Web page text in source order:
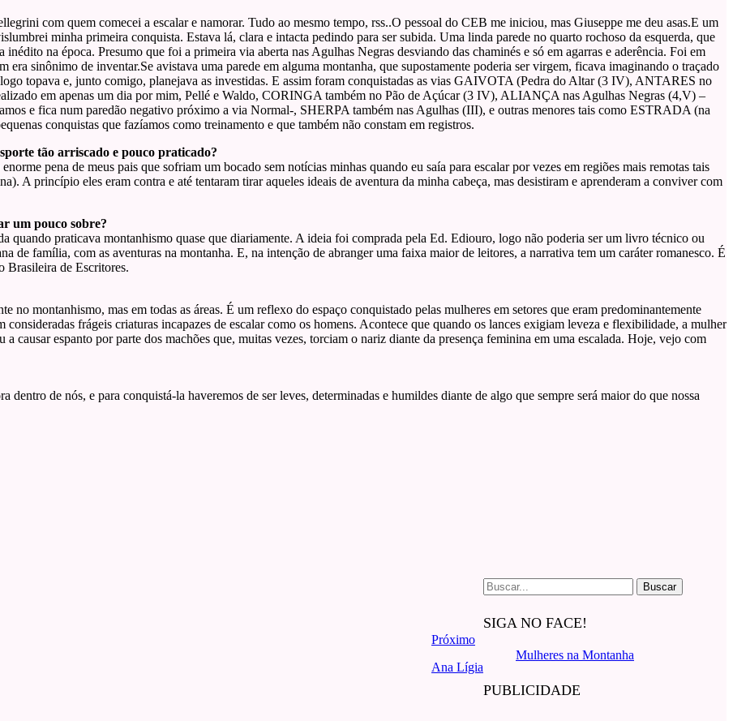
com quem comecei a escalar e namorar. Tudo ao mesmo tempo, rss..O pessoal do CEB me iniciou, mas Giuseppe me deu asas.E um
minha primeira conquista. Estava lá, clara e intacta pedindo para ser subida. Uma linda parede no quarto rochoso da esquerda, que
na época. Presumo que foi a primeira via aberta nas Agulhas Negras desviando das chaminés e só em agarras e aderência. Foi em
sinônimo de inventar.Se avistava uma parede em alguma montanha, que supostamente poderia ser virgem, ficava imaginando o traçado
topava e, junto comigo, planejava as investidas. E assim foram conquistadas as vias GAIVOTA (Pedra do Altar (3 IV), ANTARES no
em apenas um dia por mim, Pellé e Waldo, CORINGA também no Pão de Açúcar (3 IV), ALIANÇA nas Agulhas Negras (4,V) –
e fica num paredão negativo próximo a via Normal-, SHERPA também nas Agulhas (III), e outras menores tais como ESTRADA (na
conquistas que fazíamos como treinamento e que também não constam em registros.
tão arriscado e pouco praticado?
pena de meus pais que sofriam um bocado sem notícias minhas quando eu saía para escalar por vezes em regiões mais remotas tais
A princípio eles eram contra e até tentaram tirar aqueles ideais de aventura da minha cabeça, mas desistiram e aprenderam a conviver com
um pouco sobre?
praticava montanhismo quase que diariamente. A ideia foi comprada pela Ed. Ediouro, logo não poderia ser um livro técnico ou
de família, com as aventuras na montanha. E, na intenção de abranger uma faixa maior de leitores, a narrativa tem um caráter romanesco. É
Brasileira de Escritores.
no montanhismo, mas em todas as áreas. É um reflexo do espaço conquistado pelas mulheres em setores que eram predominantemente
frágeis criaturas incapazes de escalar como os homens. Acontece que quando os lances exigiam leveza e flexibilidade, a mulher
causar espanto por parte dos machões que, muitas vezes, torciam o nariz diante da presença feminina em uma escalada. Hoje, vejo com
dentro de nós, e para conquistá-la haveremos de ser leves, determinadas e humildes diante de algo que sempre será maior do que nossa
Buscar
por:
SIGA NO FACE!
Mulheres na Montanha
PUBLICIDADE
Próximo
Ana Lígia